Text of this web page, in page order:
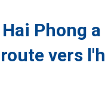
Phong
vers